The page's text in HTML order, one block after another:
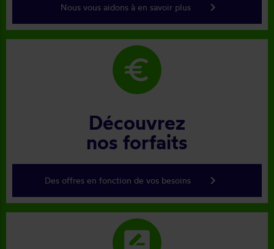
Nous vous aidons à en savoir plus keyboard_arrow_right
euro
Découvrez
nos forfaits
Des offres en fonction de vos besoins keyboard_arrow_right
rate_review